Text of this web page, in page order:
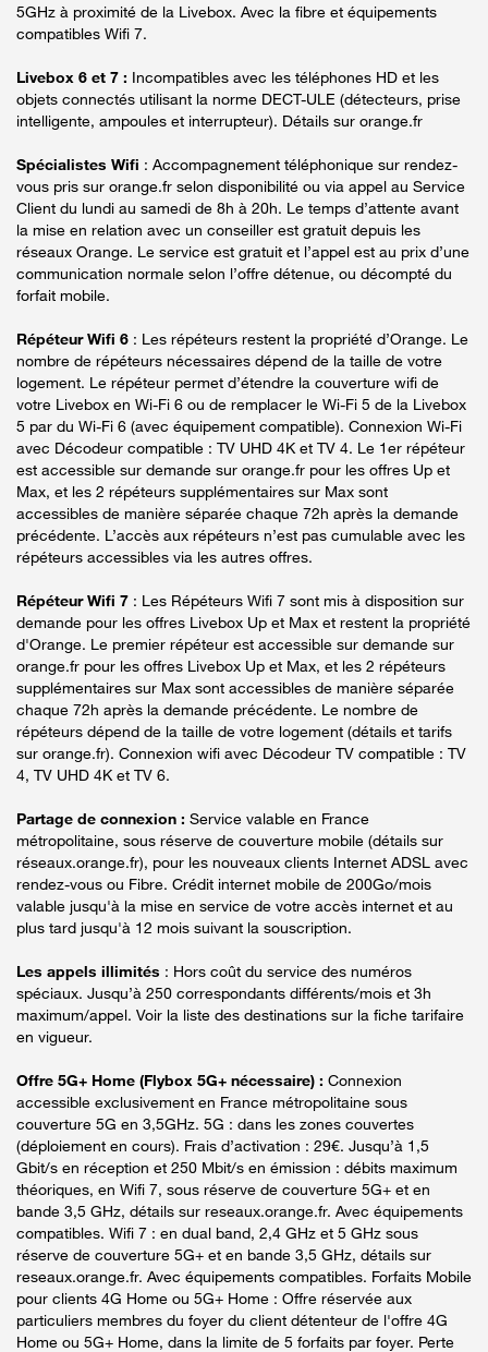
5GHz à proximité de la Livebox. Avec la fibre et équipements
compatibles Wifi 7.
Livebox 6 et 7 : Incompatibles avec les téléphones HD et les
objets connectés utilisant la norme DECT-ULE (détecteurs, prise
intelligente, ampoules et interrupteur). Détails sur orange.fr
Spécialistes Wifi : Accompagnement téléphonique sur rendez-
vous pris sur orange.fr selon disponibilité ou via appel au Service
Client du lundi au samedi de 8h à 20h. Le temps d’attente avant
la mise en relation avec un conseiller est gratuit depuis les
réseaux Orange. Le service est gratuit et l’appel est au prix d’une
communication normale selon l’offre détenue, ou décompté du
forfait mobile.
Répéteur Wifi 6 : Les répéteurs restent la propriété d’Orange. Le
nombre de répéteurs nécessaires dépend de la taille de votre
logement. Le répéteur permet d’étendre la couverture wifi de
votre Livebox en Wi-Fi 6 ou de remplacer le Wi-Fi 5 de la Livebox
5 par du Wi-Fi 6 (avec équipement compatible). Connexion Wi-Fi
avec Décodeur compatible : TV UHD 4K et TV 4. Le 1er répéteur
est accessible sur demande sur orange.fr pour les offres Up et
Max, et les 2 répéteurs supplémentaires sur Max sont
accessibles de manière séparée chaque 72h après la demande
précédente. L’accès aux répéteurs n’est pas cumulable avec les
répéteurs accessibles via les autres offres.
Répéteur Wifi 7 : Les Répéteurs Wifi 7 sont mis à disposition sur
demande pour les offres Livebox Up et Max et restent la propriété
d'Orange. Le premier répéteur est accessible sur demande sur
orange.fr pour les offres Livebox Up et Max, et les 2 répéteurs
supplémentaires sur Max sont accessibles de manière séparée
chaque 72h après la demande précédente. Le nombre de
répéteurs dépend de la taille de votre logement (détails et tarifs
sur orange.fr). Connexion wifi avec Décodeur TV compatible : TV
4, TV UHD 4K et TV 6.
Partage de connexion : Service valable en France
métropolitaine, sous réserve de couverture mobile (détails sur
réseaux.orange.fr), pour les nouveaux clients Internet ADSL avec
rendez-vous ou Fibre. Crédit internet mobile de 200Go/mois
valable jusqu'à la mise en service de votre accès internet et au
plus tard jusqu'à 12 mois suivant la souscription.
Les appels illimités : Hors coût du service des numéros
spéciaux. Jusqu’à 250 correspondants différents/mois et 3h
maximum/appel. Voir la liste des destinations sur la fiche tarifaire
en vigueur.
Offre 5G+ Home (Flybox 5G+ nécessaire) : Connexion
accessible exclusivement en France métropolitaine sous
couverture 5G en 3,5GHz. 5G : dans les zones couvertes
(déploiement en cours). Frais d’activation : 29€. Jusqu’à 1,5
Gbit/s en réception et 250 Mbit/s en émission : débits maximum
théoriques, en Wifi 7, sous réserve de couverture 5G+ et en
bande 3,5 GHz, détails sur reseaux.orange.fr. Avec équipements
compatibles. Wifi 7 : en dual band, 2,4 GHz et 5 GHz sous
réserve de couverture 5G+ et en bande 3,5 GHz, détails sur
reseaux.orange.fr. Avec équipements compatibles. Forfaits Mobile
pour clients 4G Home ou 5G+ Home : Offre réservée aux
particuliers membres du foyer du client détenteur de l'offre 4G
Home ou 5G+ Home, dans la limite de 5 forfaits par foyer. Perte